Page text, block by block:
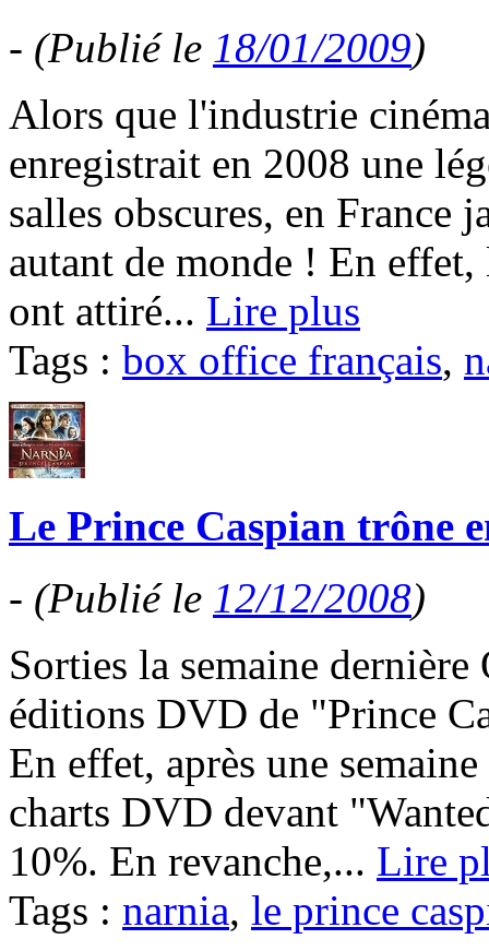
- (Publié le 18/01/2009)
Alors que l'industrie
enregistrait en 2008 une
salles obscures, en France
autant de monde ! En
ont attiré... Lire plus
Tags : box office français,
Le Prince Caspian trône
- (Publié le 12/12/2008)
Sorties la semaine
éditions DVD de "Prince
En effet, après une
charts DVD devant
10%. En revanche,... Lire
Tags : narnia, le prince